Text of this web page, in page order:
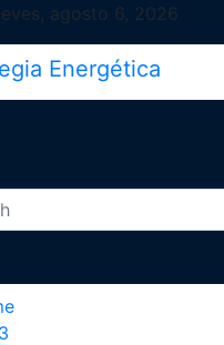
agosto 6, 2026
de Debate